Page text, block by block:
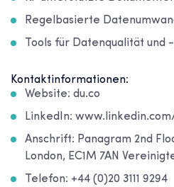
Regelbasierte
Tools für Datenqualität und
Kontaktinformationen:
Website: du.co
LinkedIn:
Anschrift: Panagram 2nd
London, EC1M 7AN
Telefon: +44 (0)20 3111 9294